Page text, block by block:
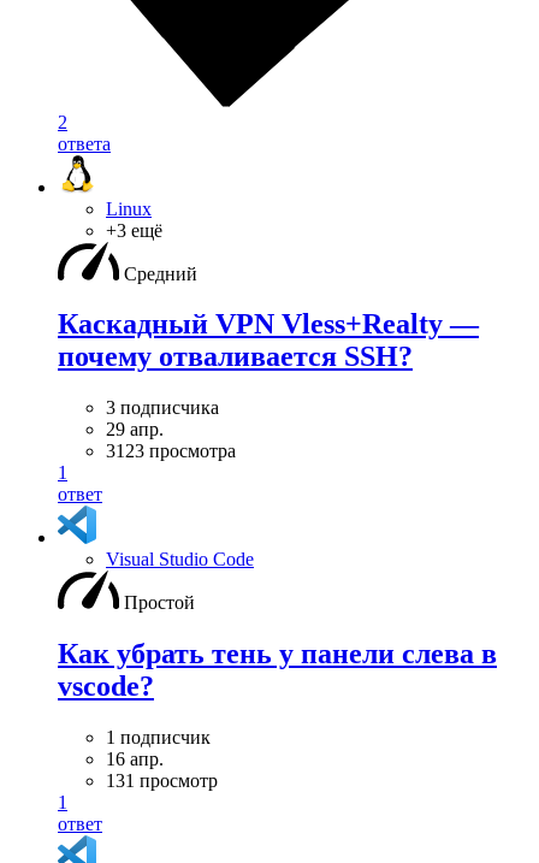
2
ответа
Linux
+3 ещё
Средний
Каскадный VPN Vless+Realty —
почему отваливается SSH?
3 подписчика
29 апр.
3123 просмотра
1
ответ
Visual Studio Code
Простой
Как убрать тень у панели слева в
vscode?
1 подписчик
16 апр.
131 просмотр
1
ответ